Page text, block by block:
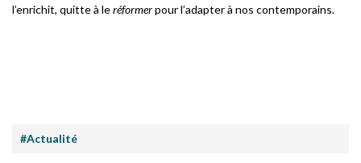
l’enrichit, quitte à leréformerpour l’adapter à nos contemporains.
#Actualité